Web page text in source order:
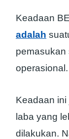
Keadaan
adalah
pemasukan
operasional.
Keadaan
laba yang
dilakukan.